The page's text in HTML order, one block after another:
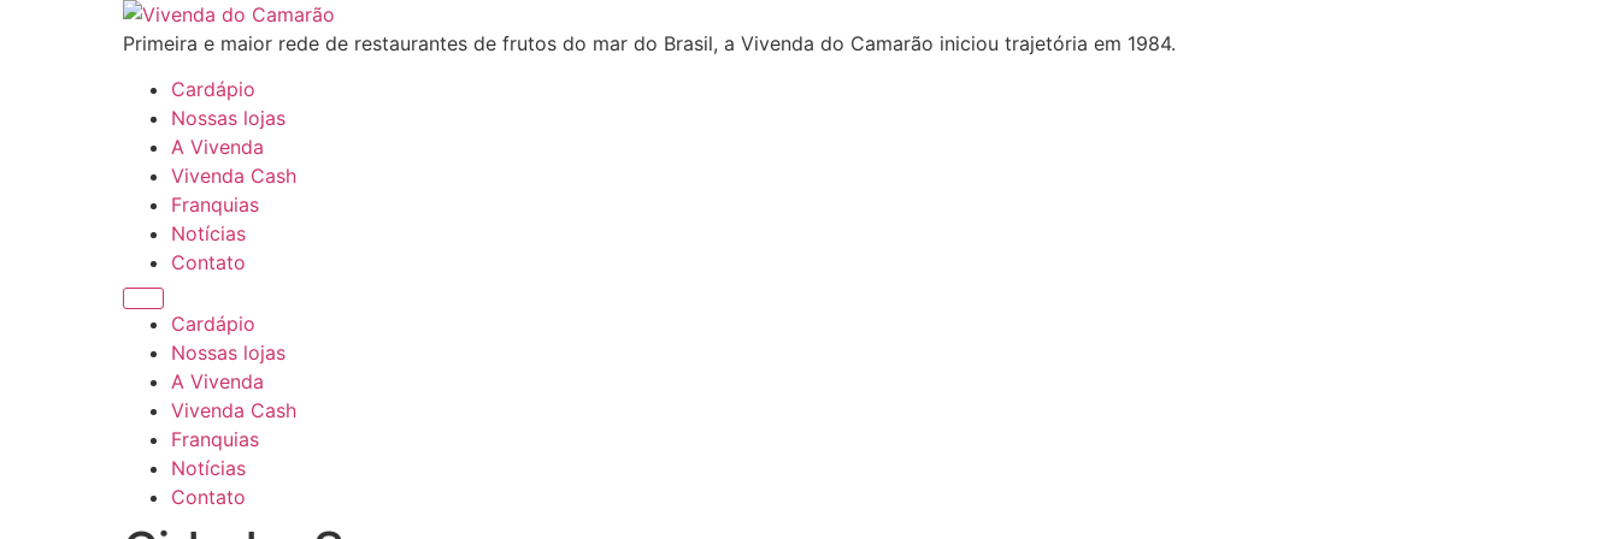
Primeira e maior rede de restaurantes de frutos do mar do Brasil, a Vivenda do Camarão iniciou trajetória em 1984.
Cardápio
Nossas lojas
A Vivenda
Vivenda Cash
Franquias
Notícias
Contato
Cardápio
Nossas lojas
A Vivenda
Vivenda Cash
Franquias
Notícias
Contato